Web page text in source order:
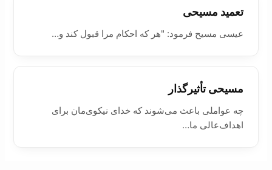
تعميد مسيحی
عيسی مسيح فرمود: "هر که احکام مرا قبول کند و…
مسيحی تأثيرگذار
چه عواملی باعث می‌شوند که خدای نيکوی‌مان برای
اهداف‌عالی ما…